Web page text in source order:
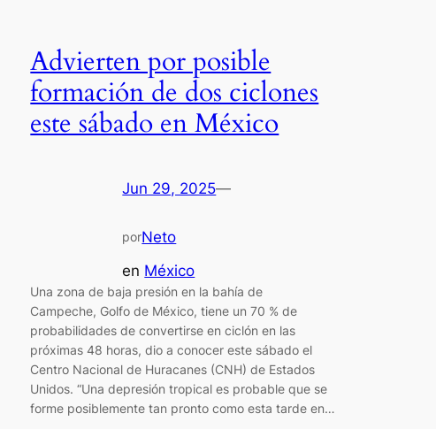
Advierten por posible
formación de dos ciclones
este sábado en México
Jun 29, 2025—
porNeto
en México
Una zona de baja presión en la bahía de
Campeche, Golfo de México, tiene un 70 % de
probabilidades de convertirse en ciclón en las
próximas 48 horas, dio a conocer este sábado el
Centro Nacional de Huracanes (CNH) de Estados
Unidos. “Una depresión tropical es probable que se
forme posiblemente tan pronto como esta tarde en…